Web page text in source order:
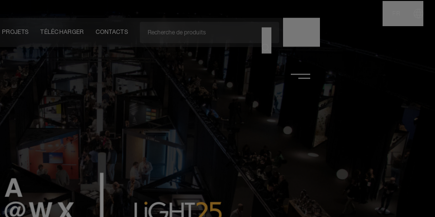
PROJETS TÉLÉCHARGER CONTACTS
NOM